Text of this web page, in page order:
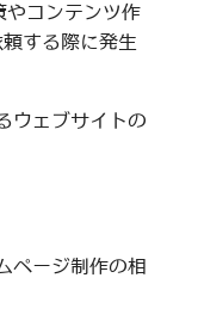
コンテンツ作
する際に発生
ウェブサイトの
ページ制作の相